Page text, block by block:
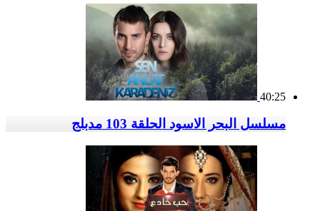
40:25
مسلسل البحر الاسود الحلقة 103 مدبلج